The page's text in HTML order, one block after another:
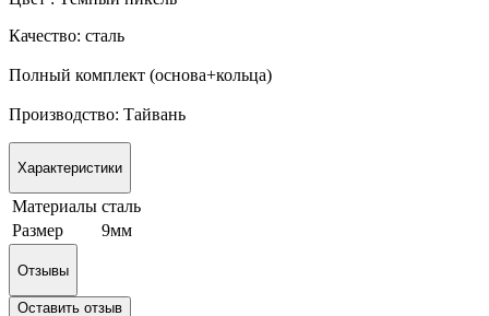
Качество: сталь
Полный комплект (основа+кольца)
Производство: Тайвань
Характеристики
Материалы сталь
Размер
9мм
Отзывы
Оставить отзыв